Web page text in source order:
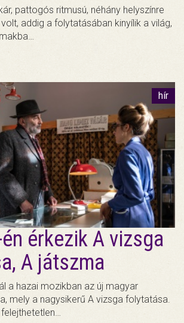
pattogós ritmusú, néhány helyszínre
addig a folytatásában kinyílik a világ,
hír
érkezik A vizsga
A játszma
a hazai mozikban az új magyar
mely a nagysikerű A vizsga folytatása.